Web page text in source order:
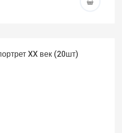
XX век (20шт)